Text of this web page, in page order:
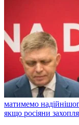
матимемо
якщо росіяни